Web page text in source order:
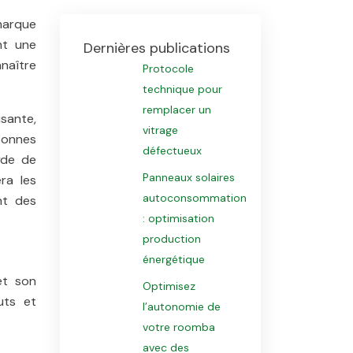
une
de
les
des
son
et
Dernières publications
Protocole
technique pour
remplacer un
vitrage
défectueux
Panneaux solaires
autoconsommation
: optimisation
production
énergétique
Optimisez
l’autonomie de
votre roomba
avec des